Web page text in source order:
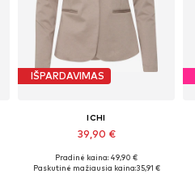
IŠPARDAVIMAS
ICHI
39,90 €
Pradinė kaina: 49,90 €
Paskutinė mažiausia kaina:35,91 €